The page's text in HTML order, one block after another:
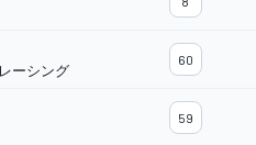
ーシング
60
59